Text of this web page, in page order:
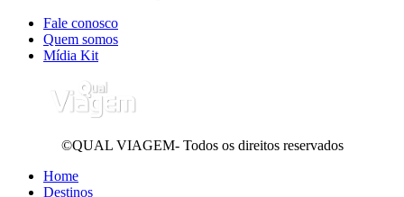
Fale conosco
Quem somos
Mídia Kit
©QUAL VIAGEM- Todos os direitos reservados
Home
Destinos